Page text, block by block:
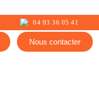
04 93 36 05 41
Nous contacter